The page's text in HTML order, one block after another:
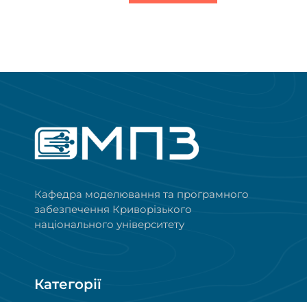
Кафедра моделювання та програмного
забезпечення Криворізького
національного університету
Категорії